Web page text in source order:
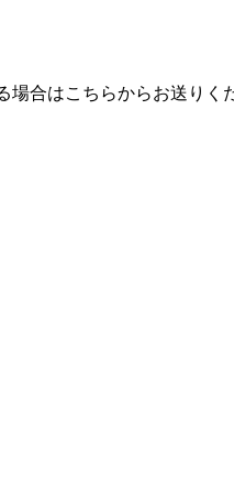
場合はこちらからお送りく